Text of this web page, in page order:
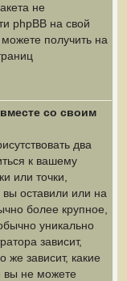
не
phpBB на свой
получить на
со своим
два
к вашему
или точки,
оставили или на
более крупное,
уникально
зависит,
же зависит, какие
вы не можете